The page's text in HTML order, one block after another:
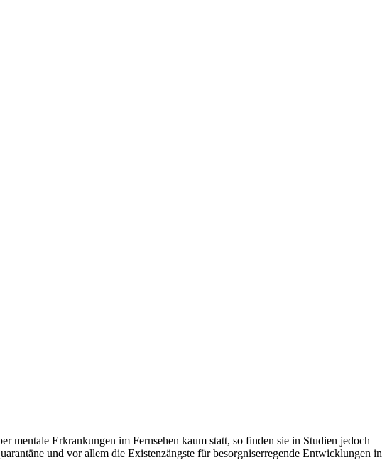
mentale Erkrankungen im Fernsehen kaum statt, so finden sie in Studien jedoch
und vor allem die Existenzängste für besorgniserregende Entwicklungen in